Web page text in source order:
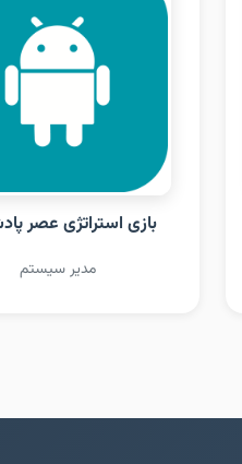
بازی استراتژی عصر
مدیر سیستم